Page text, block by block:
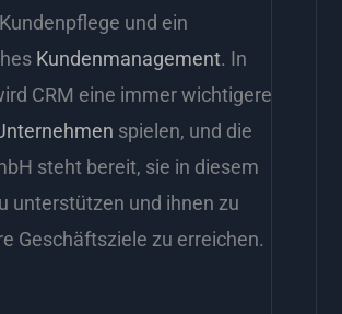
und ein
Kundenmanagement. In
CRM eine immer wichtigere
spielen, und die
steht bereit, sie in diesem
unterstützen und ihnen zu
Geschäftsziele zu erreichen.